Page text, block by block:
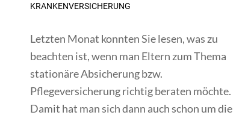
KRANKENVERSICHERUNG
Letzten Monat konnten Sie lesen, was zu
beachten ist, wenn man Eltern zum Thema
stationäre Absicherung bzw.
Pflegeversicherung richtig beraten möchte.
Damit hat man sich dann auch schon um die